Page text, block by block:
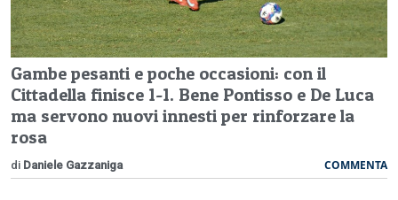
Gambe pesanti e poche occasioni: con il
Cittadella finisce 1-1. Bene Pontisso e De Luca
ma servono nuovi innesti per rinforzare la
rosa
di Daniele Gazzaniga COMMENTA